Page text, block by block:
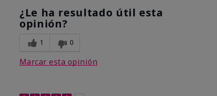
¿Le ha resultado útil esta
opinión?
1 0
Marcar esta opinión